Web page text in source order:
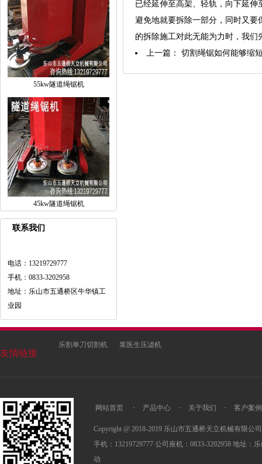
55kw隧道绳锯机
45kw隧道绳锯机
联系我们
电话：13219729777
手机：0833-3202958
地址：乐山市五通桥区牛华镇工
业园
已经延伸至高架、轻轨，向下延
避免地就要拆除一部分，同时又
的拆除施工对此无能为力时，我
上一篇： 切割绳锯如何能够缩
友情链接
乐割单刀切割机 浆医生压滤机
网站首页 · 产品中心 · 关于我们 · 客户案例
Copyright @ 2018-2019 乐山市五通桥天立机械有限公
手机：13219729777 公司座机：0833-3202958 地址：
动